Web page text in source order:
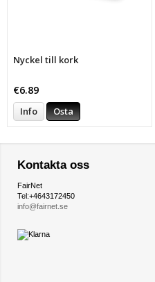
Nyckel till kork
€6.89
Info Osta
Kontakta oss
FairNet
Tel:+4643172450
info@fairnet.se